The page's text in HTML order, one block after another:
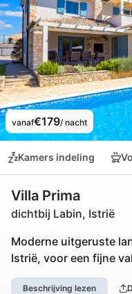
vanaf€179/ nacht
Kamers indeling
Villa Prima
dichtbij Labin, Istrië
Moderne uitgeruste
Istrië, voor een fijne
Beschrijving lezen